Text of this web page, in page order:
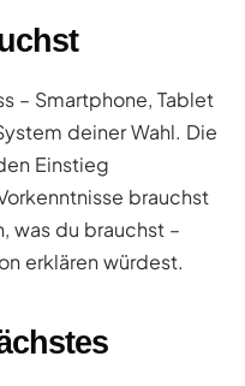
– Smartphone, Tablet
deiner Wahl. Die
Einstieg
brauchst
was du brauchst –
erklären würdest.